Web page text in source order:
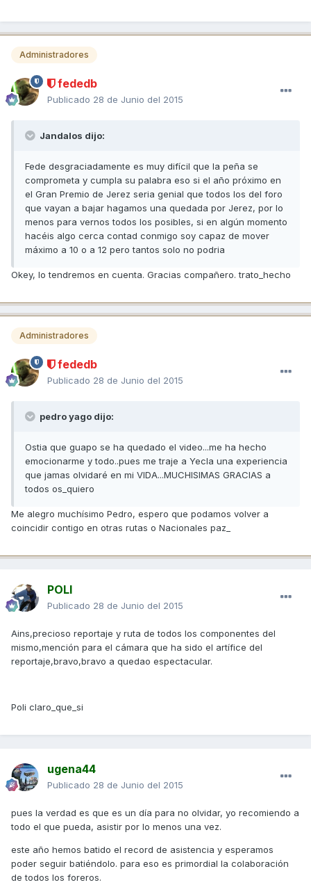
Administradores
fededb
Publicado 28 de Junio del 2015
Jandalos dijo:
Fede desgraciadamente es muy difícil que la peña se
comprometa y cumpla su palabra eso si el año próximo en
el Gran Premio de Jerez seria genial que todos los del foro
que vayan a bajar hagamos una quedada por Jerez, por lo
menos para vernos todos los posibles, si en algún momento
hacéis algo cerca contad conmigo soy capaz de mover
máximo a 10 o a 12 pero tantos solo no podria
Okey, lo tendremos en cuenta. Gracias compañero. trato_hecho
Administradores
fededb
Publicado 28 de Junio del 2015
pedro yago dijo:
Ostia que guapo se ha quedado el video...me ha hecho
emocionarme y todo..pues me traje a Yecla una experiencia
que jamas olvidaré en mi VIDA...MUCHISIMAS GRACIAS a
todos os_quiero
Me alegro muchísimo Pedro, espero que podamos volver a
coincidir contigo en otras rutas o Nacionales paz_
POLI
Publicado 28 de Junio del 2015
Ains,precioso reportaje y ruta de todos los componentes del
mismo,mención para el cámara que ha sido el artífice del
reportaje,bravo,bravo a quedao espectacular.
Poli claro_que_si
ugena44
Publicado 28 de Junio del 2015
pues la verdad es que es un día para no olvidar, yo recomiendo a
todo el que pueda, asistir por lo menos una vez.
este año hemos batido el record de asistencia y esperamos
poder seguir batiéndolo. para eso es primordial la colaboración
de todos los foreros.